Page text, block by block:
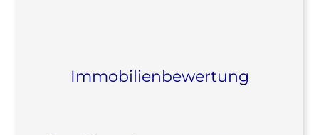
Immobilienbewertung